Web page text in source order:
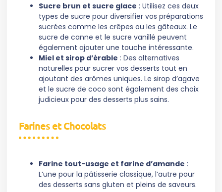
Sucre brun et sucre glace : Utilisez ces deux
types de sucre pour diversifier vos préparations
sucrées comme les crêpes ou les gâteaux. Le
sucre de canne et le sucre vanillé peuvent
également ajouter une touche intéressante.
Miel et sirop d’érable : Des alternatives
naturelles pour sucrer vos desserts tout en
ajoutant des arômes uniques. Le sirop d’agave
et le sucre de coco sont également des choix
judicieux pour des desserts plus sains.
Farines et Chocolats
Farine tout-usage et farine d’amande :
L’une pour la pâtisserie classique, l’autre pour
des desserts sans gluten et pleins de saveurs.